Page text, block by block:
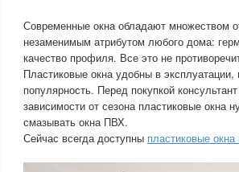
Современные окна обладают множеством
незаменимым атрибутом любого дома:
качество профиля. Все это не
Пластиковые окна удобны в
популярность. Перед покупкой
зависимости от сезона пластиковые окна
смазывать окна ПВХ.
Сейчас всегда доступны пластиковые окна